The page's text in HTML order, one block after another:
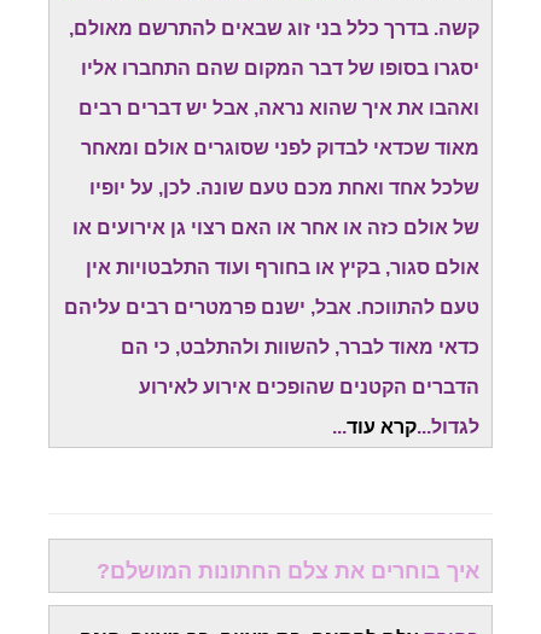
קשה. בדרך כלל בני זוג שבאים להתרשם מאולם,
יסגרו בסופו של דבר המקום שהם התחברו אליו
ואהבו את איך שהוא נראה, אבל יש דברים רבים
מאוד שכדאי לבדוק לפני שסוגרים אולם ומאחר
שלכל אחד ואחת מכם טעם שונה. לכן, על יופיו
של אולם כזה או אחר או האם רצוי גן אירועים או
אולם סגור, בקיץ או בחורף ועוד התלבטויות אין
טעם להתווכח. אבל, ישנם פרמטרים רבים עליהם
כדאי מאוד לברר, להשוות ולהתלבט, כי הם
הדברים הקטנים שהופכים אירוע לאירוע
לגדול...קרא עוד...
איך בוחרים את צלם החתונות המושלם?